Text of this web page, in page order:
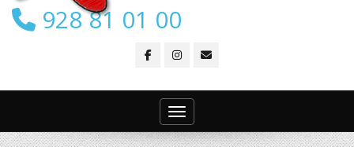
928 81 01 00
Toggle navigation